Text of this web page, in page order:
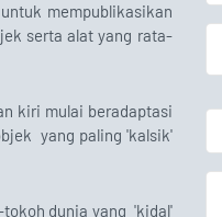
mempublikasikan
serta alat yang rata-
kiri mulai beradaptasi
yang paling 'kalsik'
dunia yang 'kidal'